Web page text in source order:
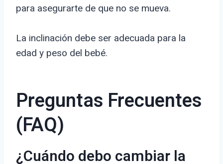
para asegurarte de que no se mueva.
La inclinación debe ser adecuada para la
edad y peso del bebé.
Preguntas Frecuentes
(FAQ)
¿Cuándo debo cambiar la